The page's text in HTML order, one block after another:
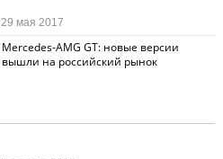
Mercedes-AMG GT: новые версии
вышли на российский рынок
29 мая 2017